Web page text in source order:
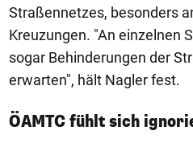
Straßennetzes, besonders
Kreuzungen. "An einzelnen
sogar Behinderungen der
erwarten", hält Nagler fest.
ÖAMTC fühlt sich